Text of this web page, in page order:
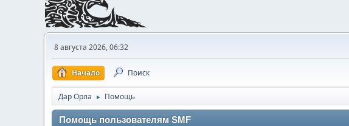
8 августа 2026, 06:32
Начало Поиск
Дар Орла ► Помощь
Помощь пользователям SMF